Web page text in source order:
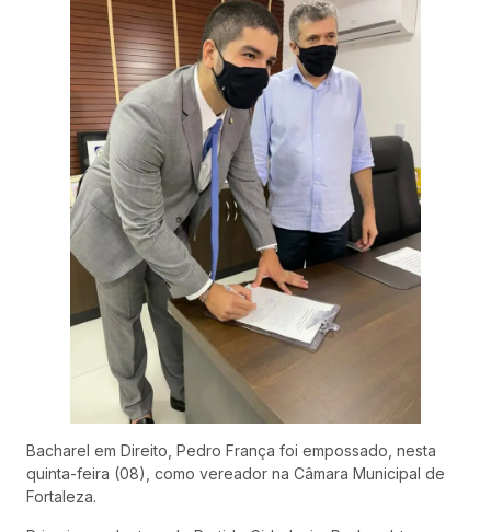
Bacharel em Direito, Pedro França foi empossado, nesta
quinta-feira (08), como vereador na Câmara Municipal de
Fortaleza.